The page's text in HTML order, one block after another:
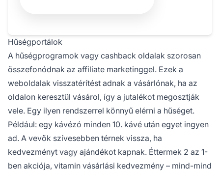
Hűségportálok
A hűségprogramok vagy cashback oldalak szorosan
összefonódnak az affiliate marketinggel. Ezek a
weboldalak visszatérítést adnak a vásárlónak, ha az
oldalon keresztül vásárol, így a jutalékot megosztják
vele. Egy ilyen rendszerrel könnyű elérni a hűséget.
Például: egy kávézó minden 10. kávé után egyet ingyen
ad. A vevők szívesebben térnek vissza, ha
kedvezményt vagy ajándékot kapnak. Éttermek 2 az 1-
ben akciója, vitamin vásárlási kedvezmény – mind-mind